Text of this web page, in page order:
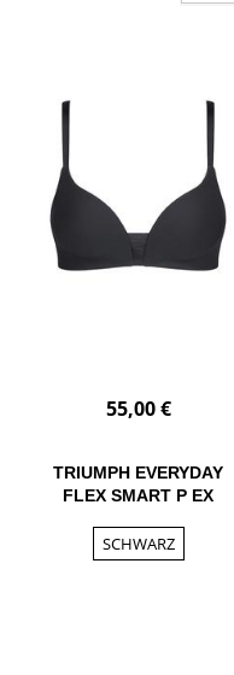
55,00 €
TRIUMPH EVERYDAY
FLEX SMART P EX
SCHWARZ